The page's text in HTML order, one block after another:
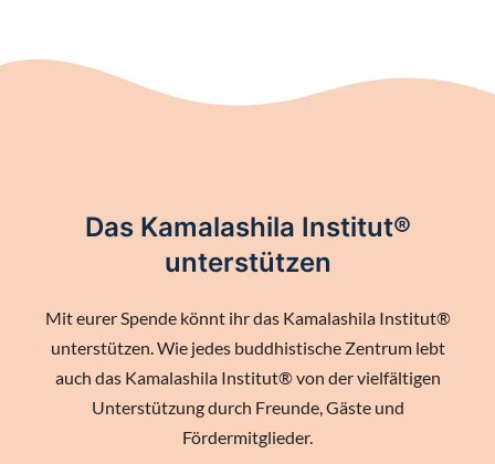
Das Kamalashila Institut®
unterstützen
Mit eurer Spende könnt ihr das Kamalashila Institut®
unterstützen. Wie jedes buddhistische Zentrum lebt
auch das Kamalashila Institut® von der vielfältigen
Unterstützung durch Freunde, Gäste und
Fördermitglieder.